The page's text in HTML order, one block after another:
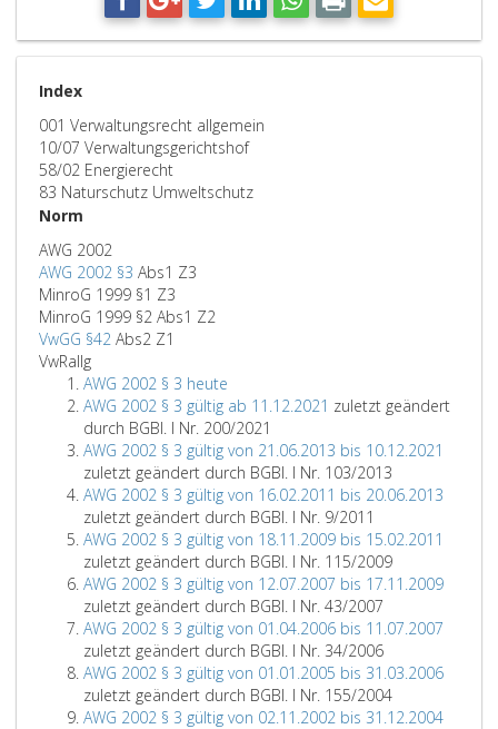
Index
001 Verwaltungsrecht allgemein
10/07 Verwaltungsgerichtshof
58/02 Energierecht
83 Naturschutz Umweltschutz
Norm
AWG 2002
AWG 2002 §3 Abs1 Z3
MinroG 1999 §1 Z3
MinroG 1999 §2 Abs1 Z2
VwGG §42 Abs2 Z1
VwRallg
AWG 2002 § 3 heute
AWG 2002 § 3 gültig ab 11.12.2021 zuletzt geändert
durch BGBl. I Nr. 200/2021
AWG 2002 § 3 gültig von 21.06.2013 bis 10.12.2021
zuletzt geändert durch BGBl. I Nr. 103/2013
AWG 2002 § 3 gültig von 16.02.2011 bis 20.06.2013
zuletzt geändert durch BGBl. I Nr. 9/2011
AWG 2002 § 3 gültig von 18.11.2009 bis 15.02.2011
zuletzt geändert durch BGBl. I Nr. 115/2009
AWG 2002 § 3 gültig von 12.07.2007 bis 17.11.2009
zuletzt geändert durch BGBl. I Nr. 43/2007
AWG 2002 § 3 gültig von 01.04.2006 bis 11.07.2007
zuletzt geändert durch BGBl. I Nr. 34/2006
AWG 2002 § 3 gültig von 01.01.2005 bis 31.03.2006
zuletzt geändert durch BGBl. I Nr. 155/2004
AWG 2002 § 3 gültig von 02.11.2002 bis 31.12.2004